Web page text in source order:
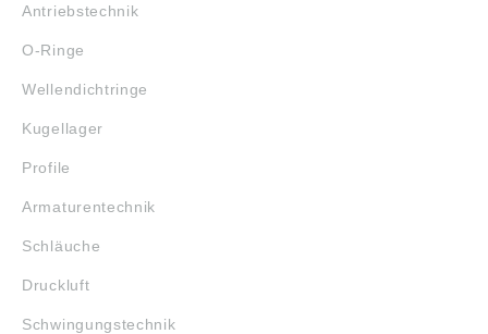
Antriebstechnik
O-Ringe
Wellendichtringe
Kugellager
Profile
Armaturentechnik
Schläuche
Druckluft
Schwingungstechnik